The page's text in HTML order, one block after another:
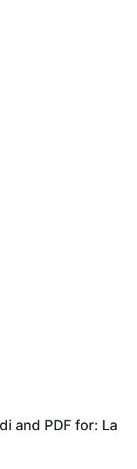
and PDF for: La